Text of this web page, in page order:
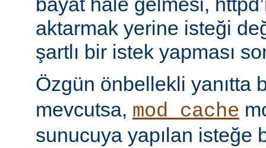
aktarmak yerine isteği
şartlı bir istek yapması
Özgün önbellekli yanıtta
mevcutsa, mod_cache
sunucuya yapılan isteğe